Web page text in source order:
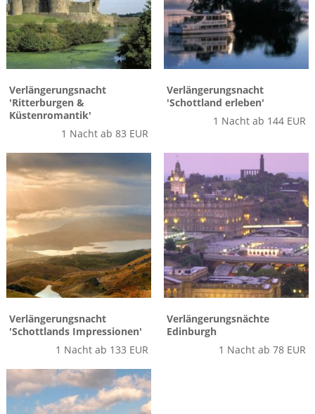
Verlängerungsnacht
'Ritterburgen &
Küstenromantik'
1 Nacht ab 83 EUR
Verlängerungsnacht
'Schottland erleben'
1 Nacht ab 144 EUR
Verlängerungsnacht
'Schottlands Impressionen'
1 Nacht ab 133 EUR
Verlängerungsnächte
Edinburgh
1 Nacht ab 78 EUR